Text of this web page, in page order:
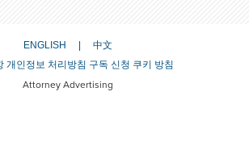
ENGLISH
中文
개인정보 처리방침 구독 신청 쿠키 방침
Attorney Advertising